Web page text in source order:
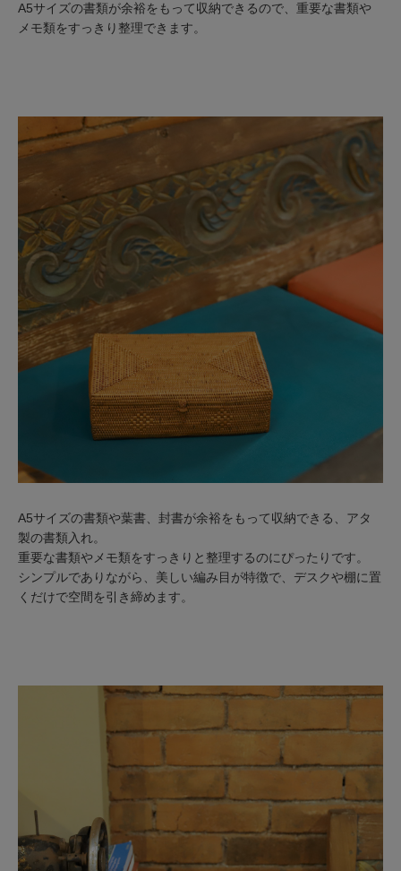
A5サイズの書類が余裕をもって収納できるので、重要な書類や
メモ類をすっきり整理できます。
A5サイズの書類や葉書、封書が余裕をもって収納できる、アタ
製の書類入れ。
重要な書類やメモ類をすっきりと整理するのにぴったりです。
シンプルでありながら、美しい編み目が特徴で、デスクや棚に置
くだけで空間を引き締めます。